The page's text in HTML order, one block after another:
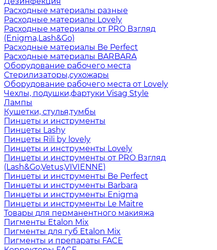
Расходные материалы разные
Расходные материалы Lovely
Расходные материалы от PRO Взгляд
(Enigma,Lash&Go)
Расходные материалы Be Perfect
Расходные материалы BARBARA
Оборудование рабочего места
Стерилизаторы,сухожары
Оборудование рабочего места от Lovely
Чехлы, подушки,фартуки Visag Style
Лампы
Кушетки, стулья,тумбы
Пинцеты и инструменты
Пинцеты Lashy
Пинцеты Rili by lovely
Пинцеты и инструменты Lovely
Пинцеты и инструменты от PRO Взгляд
(Lash&Go,Vetus,VIVIENNE)
Пинцеты и инструменты Be Perfect
Пинцеты и инструменты Barbara
Пинцеты и инструменты Enigma
Пинцеты и инструменты Le Maitre
Товары для перманентного макияжа
Пигменты Etalon Mix
Пигменты для губ Etalon Mix
Пигменты и препараты FACE